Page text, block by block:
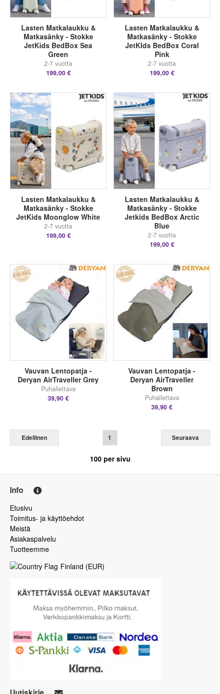
Lasten Matkalaukku &
Matkasänky - Stokke
JetKids BedBox Sea
Green
2-7 vuotta
199,00 €
Lasten Matkalaukku &
Matkasänky - Stokke
JetKIds BedBox Coral
Pink
2-7 vuotta
199,00 €
Lasten Matkalaukku &
Matkasänky - Stokke
JetKids Moonglow White
2-7 vuotta
199,00 €
Lasten Matkalaukku &
Matkasänky - Stokke
Jetkids BedBox Arctic
Blue
2-7 vuotta
199,00 €
Vauvan Lentopatja -
Deryan AirTraveller Grey
Puhallettava
39,90 €
Vauvan Lentopatja -
Deryan AirTraveller
Brown
Puhallettava
39,90 €
Edellinen 1 Seuraava
100 per sivu
Info
Etusivu
Toimitus- ja käyttöehdot
Meistä
Asiakaspalvelu
Tuotteemme
Finland (EUR)